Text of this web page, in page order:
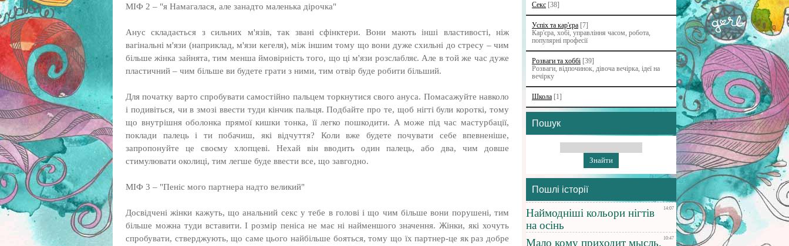
МІФ 2 – "я Намагалася, але занадто маленька дірочка"
Анус складається з сильних м'язів, так звані сфінктери. Вони мають інші властивості, ніж
вагінальні м'язи (наприклад, м'язи кегеля), між іншим тому що вони дуже схильні до стресу – чим
більше жінка зайнята, тим менша ймовірність того, що ці м'язи розслабляє. Але в той же час дуже
пластичний – чим більше ви будете грати з ними, тим отвір буде робити більший.
Для початку варто спробувати самостійно пальцем торкнутися свого ануса. Помасажуйте навколо
і подивіться, чи в змозі ввести туди кінчик пальця. Подбайте про те, щоб нігті були короткі, тому
що внутрішня оболонка прямої кишки тонка, її легко пошкодити. А може під час мастурбації,
поклади палець і ти побачиш, які відчуття? Коли вже будете почувати себе впевненіше,
запропонуйте це своєму хлопцеві. Нехай він вводить один палець, або два, чим довше
стимулювати околиці, тим легше буде ввести все, що завгодно.
МІФ 3 – "Пеніс мого партнера надто великий"
Досвідчені жінки кажуть, що анальний секс у тебе в голові і що чим більше вони порушені, тим
більше можна туди вставити. І розмір пеніса не має ні найменшого значення. Жінки, які хочуть
спробувати, стверджують, що саме цього найбільше бояться, тому що їх партнер-це як раз добре
Секс [38]
Успіх та кар'єра [7]
Кар'єра, хобі, управління часом, робота,
популярні професії
Розваги та хоббі [39]
Розваги, відпочинок, дівоча вечірка, ідеї на
вечірку
Школа [1]
Пошук
Пошлі історії